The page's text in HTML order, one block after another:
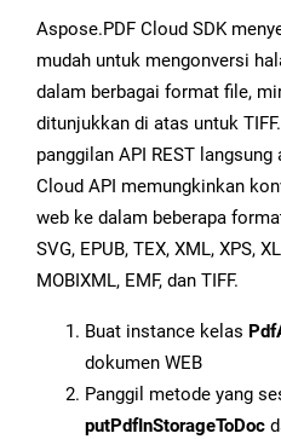
Aspose.PDF Cloud SDK
mudah untuk mengonversi
dalam berbagai format file,
ditunjukkan di atas untuk
panggilan API REST langsung
Cloud API memungkinkan
web ke dalam beberapa
SVG, EPUB, TEX, XML, XPS,
MOBIXML, EMF, dan TIFF.
Buat instance kelas
dokumen WEB
Panggil metode yang
putPdfInStorageToDoc